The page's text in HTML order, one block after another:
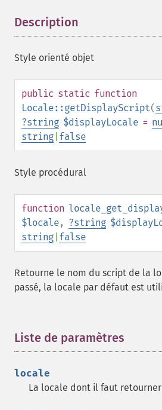
Description
Style orienté objet
public static function
Locale::getDisplayScript(
?string $displayLocale =
string false
Style procédural
function
$locale, ?string
string false
Retourne le nom du script de la
passé, la locale par défaut est
Liste de paramètres
locale
La locale dont il faut